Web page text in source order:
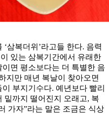
삼복더위’라고들 한다. 음력
있는 삼복기간에서 유래한
면 평소보다는 더 특별한 음
지만 매년 복날이 찾아오면
부지기수다. 예년보다 빨리
밑까지 떨어진지 오래고, 복
가자”라는 말은 조금은 식상